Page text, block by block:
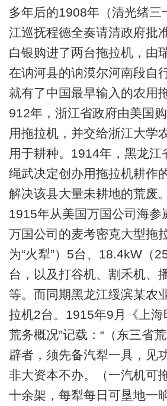
多年后的1908年（清光绪三
江巡抚程德全奏请清政府批
白银购进了两台拖拉机，由
在讷河县的讷漠尔河南段自
就有了中国最早输入的农用
912年，浙江省政府由美国
用拖拉机，并交给浙江大学
用于耕种。1914年，黑龙江
绳武决定创办用拖拉机耕作
解决该县大量未耕地的荒废
1915年从美国万国公司海参
万国公司的麦考密克大型拖
为“火犁”）5台、18.4kW（
台，以及打谷机、割禾机、
等。而同期黑龙江绥滨某农
拉机2台。1915年9月《上海
荒务概况”记载：“（东三省
辟者，须先备汽犁一具，见
非大资本不办。（一汽机可
十余架，每犁每日可垦地一